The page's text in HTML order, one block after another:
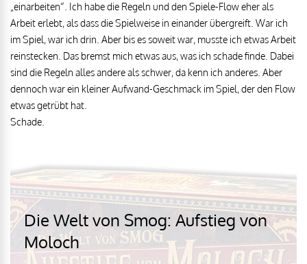
„einarbeiten“. Ich habe die Regeln und den Spiele-Flow eher als
Arbeit erlebt, als dass die Spielweise in einander übergreift. War ich
im Spiel, war ich drin. Aber bis es soweit war, musste ich etwas Arbeit
reinstecken. Das bremst mich etwas aus, was ich schade finde. Dabei
sind die Regeln alles andere als schwer, da kenn ich anderes. Aber
dennoch war ein kleiner Aufwand-Geschmack im Spiel, der den Flow
etwas getrübt hat.
Schade.
Die Welt von Smog: Aufstieg von
Moloch